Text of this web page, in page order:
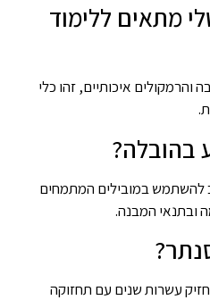
מתאים ללימוד
איכותיים, זהו כלי
בהובלה?
להשתמש במובילים המתמחים
ובתנאי המבנה.
עשרות שנים עם תחזוקה